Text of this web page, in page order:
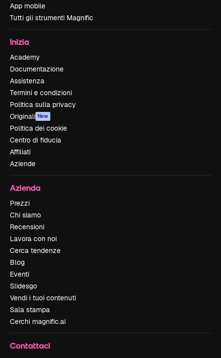
App mobile
Tutti gli strumenti Magnific
Inizia
Academy
Documentazione
Assistenza
Termini e condizioni
Politica sulla privacy
Originali New
Politica dei cookie
Centro di fiducia
Affiliati
Aziende
Azienda
Prezzi
Chi siamo
Recensioni
Lavora con noi
Cerca tendenze
Blog
Eventi
Slidesgo
Vendi i tuoi contenuti
Sala stampa
Cerchi magnific.ai
Contattaci